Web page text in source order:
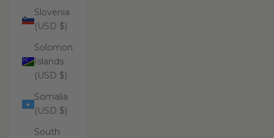
Slovenia
(USD $)
Solomon
Islands
(USD $)
Somalia
(USD $)
South